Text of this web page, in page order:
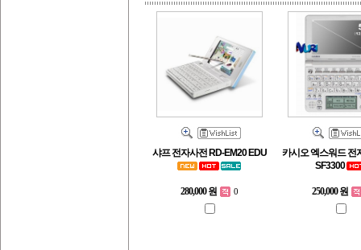
샤프 전자사전 RD-EM20 EDU
280,000 원 0
카시오 엑스워드 전
SF3300
250,000 원